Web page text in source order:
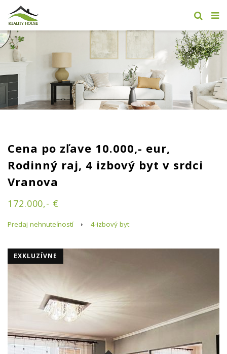
Cena po zľave 10.000,- eur,
Rodinný raj, 4 izbový byt v srdci
Vranova
172.000,- €
Predaj nehnuteľností 4-izbový byt
EXKLUZÍVNE